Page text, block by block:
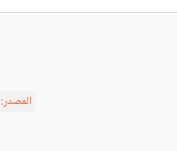
المصدر: